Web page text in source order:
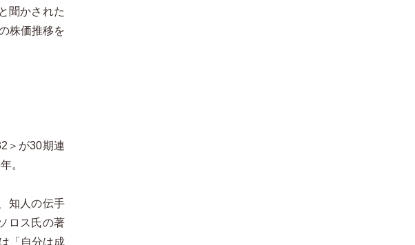
聞かされた
株価推移を
＞が30期連
。
知人の伝手
ロス氏の著
「自分は成